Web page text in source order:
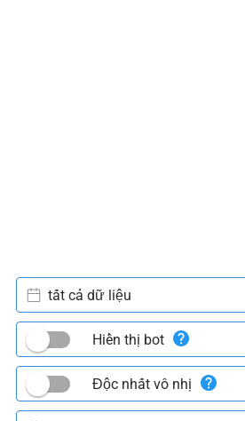
tất cả dữ liệu
Hiển thị bot
Độc nhất vô nhị